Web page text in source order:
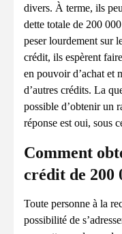
divers. À terme, ils
dette totale de 200
peser lourdement sur
crédit, ils espèrent
en pouvoir d’achat et
d’autres crédits. La
possible d’obtenir un
réponse est oui, sous
Comment
crédit de 200
Toute personne à la
possibilité de